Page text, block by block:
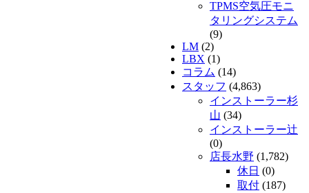
TPMS空気圧モニ
タリングシステム
(9)
LM (2)
LBX (1)
コラム (14)
スタッフ (4,863)
インストーラー杉
山 (34)
インストーラー辻
(0)
店長水野 (1,782)
休日 (0)
取付 (187)